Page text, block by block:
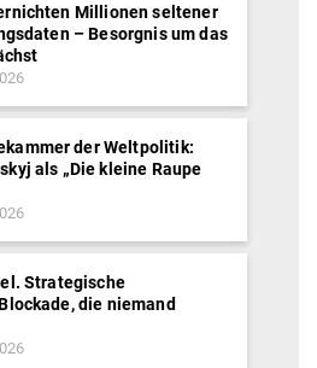
Millionen seltener
– Besorgnis um das
der Weltpolitik:
als „Die kleine Raupe
Strategische
die niemand